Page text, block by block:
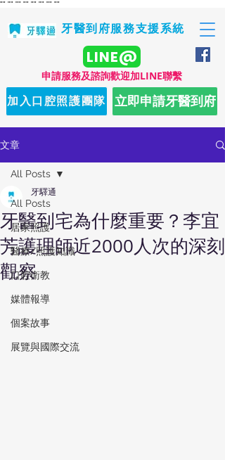
"" "" "" "" "" "" "" ""
牙醫到府服務支援系統
​申請服務及諮詢歡迎加LINE聯繫
LINE@
立即申請牙醫到府
加入口腔照護團隊
文章
All Posts
居家照護
醫療/照護知識
口腔衛教
媒體報導
個案故事
展覽與國際交流
All Posts
牙醫到宅為什麼重要？李宜
芳護理師近2000人次的深刻
觀察
牙驛通